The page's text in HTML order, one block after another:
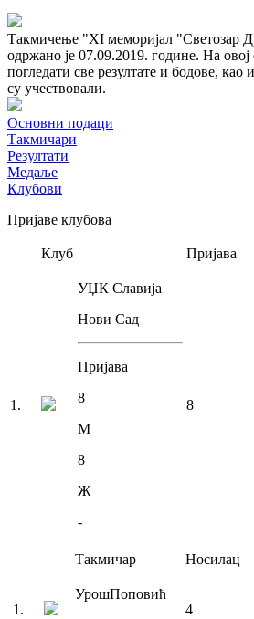
Такмичење "XI меморијал "Светозар
одржано је 07.09.2019. године. На
погледати све резултате и бодове, као
су учествовали.
Основни подаци
Такмичари
Резултати
Медаље
Клубови
Пријаве клубова
Клуб Пријава
1 .
УЏК Славија
Нови Сад
Пријава
8
М
8
Ж
-
8
Такмичар Носилац
1 .
УрошПоповић
4